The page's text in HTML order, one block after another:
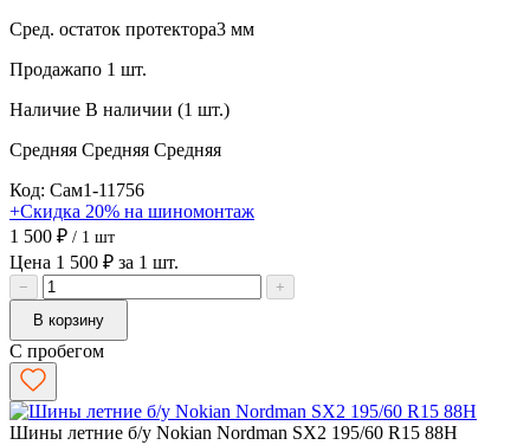
Сред. остаток протектора3 мм
Продажапо 1 шт.
Наличие В наличии (1 шт.)
Средняя Средняя Средняя
Код: Сам1-11756
+Скидка 20% на шиномонтаж
1 500 ₽ / 1 шт
Цена 1 500 ₽ за 1 шт.
−
+
В корзину
С пробегом
Шины летние б/у Nokian Nordman SX2 195/60 R15 88H